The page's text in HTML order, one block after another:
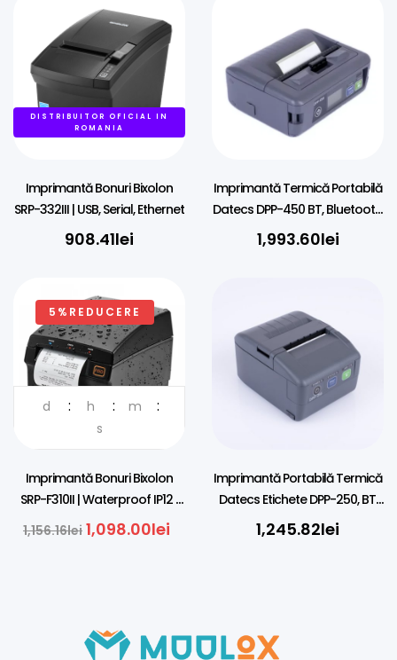
DISTRIBUITOR OFICIAL IN
ROMANIA
Imprimantă Bonuri Bixolon
SRP-332III | USB, Serial, Ethernet
908.41lei
Imprimantă Termică Portabilă
Datecs DPP-450 BT, Bluetooth,
80mm
1,993.60lei
5%REDUCERE
DISTRIBUITOR OFICIAL IN
d h
m
s
Imprimantă Bonuri Bixolon
SRP-F310II | Waterproof IP12 |
LAN, USB
1,156.16lei 1,098.00lei
Imprimantă Portabilă Termică
Datecs Etichete DPP-250, BT,
58mm
1,245.82lei